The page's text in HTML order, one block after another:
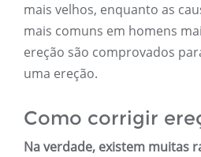
mais velhos, enquanto as
mais comuns em homens
ereção são comprovados
uma ereção.
Como corrigir
Na verdade, existem muitas